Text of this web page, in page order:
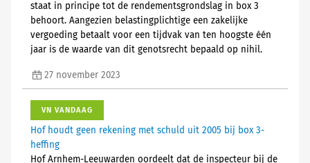
staat in principe tot de rendementsgrondslag in box 3
behoort. Aangezien belastingplichtige een zakelijke
vergoeding betaalt voor een tijdvak van ten hoogste één
jaar is de waarde van dit genotsrecht bepaald op nihil.
27 november 2023
VN VANDAAG
Hof houdt geen rekening met schuld uit 2005 bij box 3-
heffing
Hof Arnhem-Leeuwarden oordeelt dat de inspecteur bij de